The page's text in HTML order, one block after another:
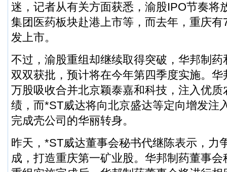
迷，记者从有关方面获悉，渝股IPO节奏将
集团医药板块赴港上市等，而去年，重庆
发上市。
不过，渝股重组却继续取得突破， 华邦制药
双双获批，预计将在今年第四季度实施。
万股吸收合并北京颖泰嘉和科技，注入优
绩，而*ST威达将向北京盛达等定向增发注
完成壳公司的华丽转身。
昨天，*ST威达董事会秘书代继陈表示，力
成，打造重庆第一矿业股。华邦制药董事